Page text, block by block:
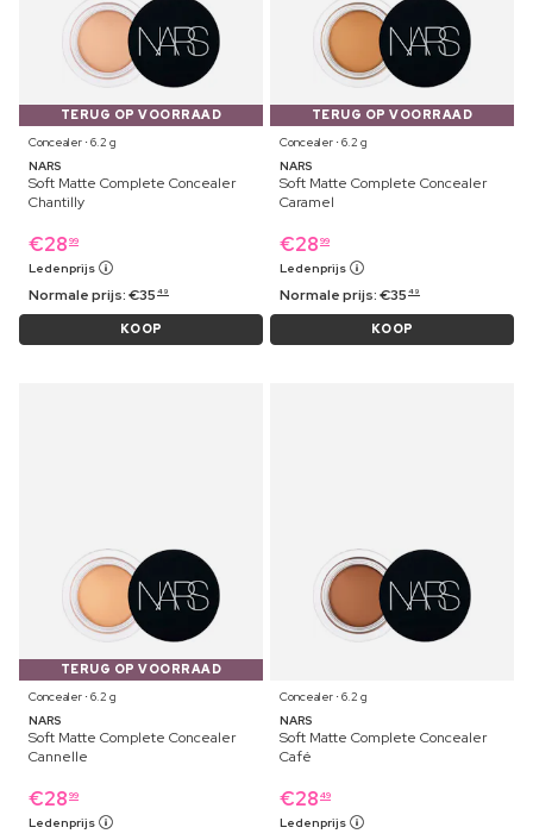
TERUG OP VOORRAAD
Concealer ⋅ 6.2 g
NARS
Soft Matte Complete Concealer
Chantilly
€28 99
Ledenprijs
Normale prijs:€35 49
KOOP
TERUG OP VOORRAAD
Concealer ⋅ 6.2 g
NARS
Soft Matte Complete Concealer
Caramel
€28 99
Ledenprijs
Normale prijs:€35 49
KOOP
TERUG OP VOORRAAD
Concealer ⋅ 6.2 g
NARS
Soft Matte Complete Concealer
Cannelle
€28 99
Ledenprijs
Concealer ⋅ 6.2 g
NARS
Soft Matte Complete Concealer
Café
€28 49
Ledenprijs